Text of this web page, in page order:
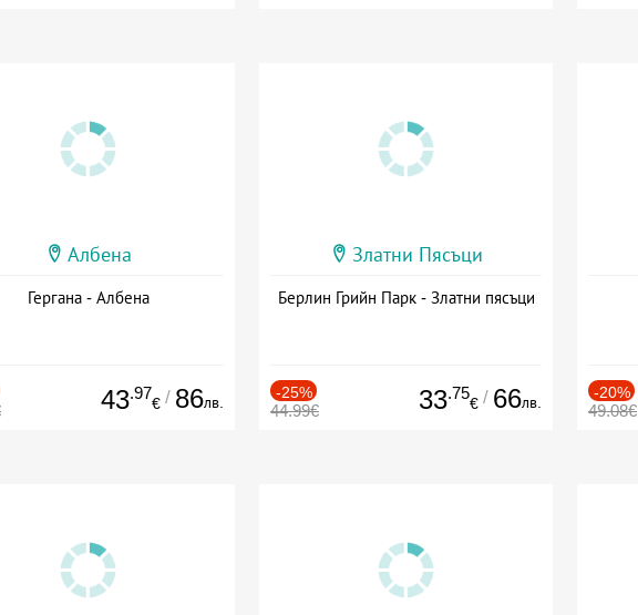
Албена
Гергана - Албена
43.97
€ / 86лв.
Златни Пясъци
Берлин Грийн Парк - Златни пясъци
-25%
44.99€ 33.75
€ / 66лв.
-20%
49.08€